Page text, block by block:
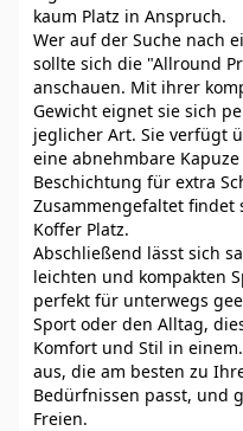
kaum Platz in Anspruch.
Wer auf der Suche nach
sollte sich die "Allround
anschauen. Mit ihrer
Gewicht eignet sie sich
jeglicher Art. Sie verfügt
eine abnehmbare
Beschichtung für extra
Zusammengefaltet findet
Koffer Platz.
Abschließend lässt sich
leichten und kompakten
perfekt für unterwegs
Sport oder den Alltag,
Komfort und Stil in
aus, die am besten zu
Bedürfnissen passt, und
Freien.